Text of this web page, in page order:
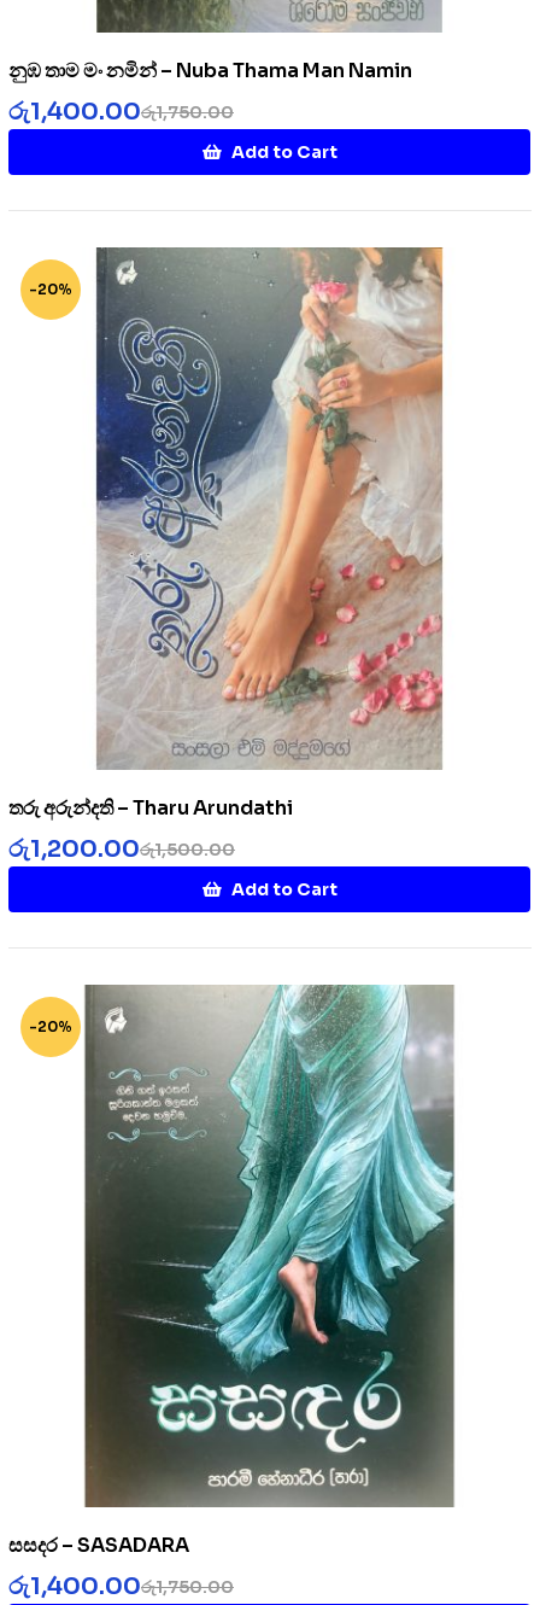
නුඹ තාම මං නමින් – Nuba Thama Man Namin
රු1,750.00
රු1,400.00
Add to Cart
-20%
තරු අරුන්දති – Tharu Arundathi
රු1,500.00
රු1,200.00
Add to Cart
-20%
සසදර – SASADARA
රු1,750.00
රු1,400.00